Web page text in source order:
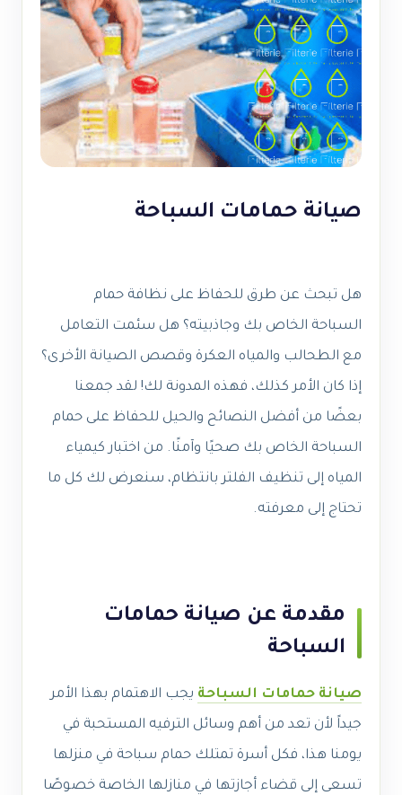
صيانة حمامات السباحة
هل تبحث عن طرق للحفاظ على نظافة حمام
السباحة الخاص بك وجاذبيته؟ هل سئمت التعامل
مع الطحالب والمياه العكرة وقصص الصيانة الأخرى؟
إذا كان الأمر كذلك، فهذه المدونة لك! لقد جمعنا
بعضًا من أفضل النصائح والحيل للحفاظ على حمام
السباحة الخاص بك صحيًا وآمنًا. من اختبار كيمياء
المياه إلى تنظيف الفلتر بانتظام، سنعرض لك كل ما
تحتاج إلى معرفته.
مقدمة عن صيانة حمامات
السباحة
صيانة حمامات السباحة يجب الاهتمام بهذا الأمر
جيداً لأن تعد من أهم وسائل الترفيه المستحبة في
يومنا هذا، فكل أسرة تمتلك حمام سباحة في منزلها
تسعى إلى قضاء أجازتها في منازلها الخاصة خصوصًا